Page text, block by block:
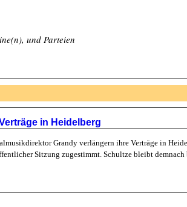
und Parteien
in Heidelberg
Grandy verlängern ihre Verträge in
Sitzung zugestimmt. Schultze bleibt